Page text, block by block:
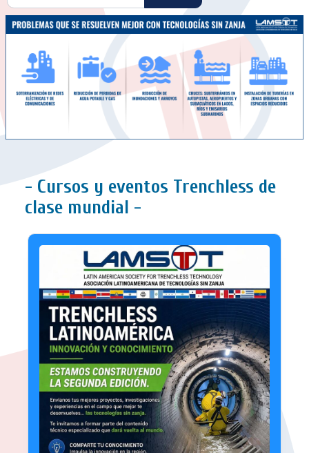
- Cursos y eventos Trenchless de
clase mundial -